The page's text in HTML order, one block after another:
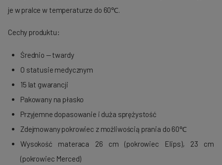
je w pralce w temperaturze do 60℃.
Cechy produktu:
Średnio — twardy
O statusie medycznym
15 lat gwarancji
Pakowany na płasko
Przyjemne dopasowanie i duża sprężystość
Zdejmowany pokrowiec z możliwością prania do 60℃
Wysokość materaca 26 cm (pokrowiec Elips), 23 cm
(pokrowiec Merced)